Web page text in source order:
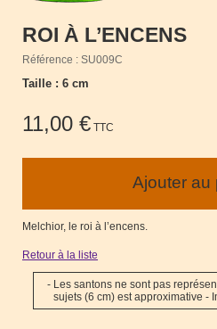
ROI À L’ENCENS
Référence : SU009C
Taille : 6 cm
11,00 € TTC
Melchior, le roi à l’encens.
Retour à la liste
- Les santons ne sont pas
sujets (6 cm) est approximative -